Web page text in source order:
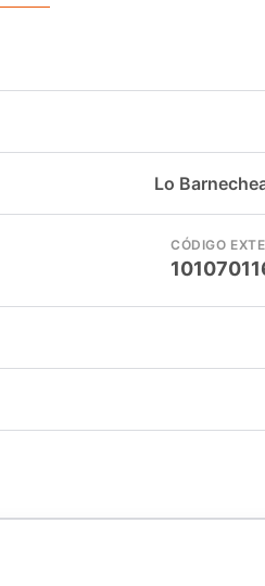
Lo
CÓDIGO